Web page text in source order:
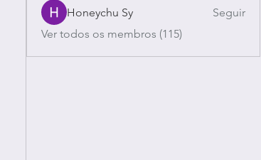
Honeychu Sy
Seguir
Ver todos os membros (115)